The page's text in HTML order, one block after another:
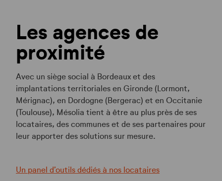
Les agences de
proximité
Avec un siège social à Bordeaux et des
implantations territoriales en Gironde (Lormont,
Mérignac), en Dordogne (Bergerac) et en Occitanie
(Toulouse), Mésolia tient à être au plus près de ses
locataires, des communes et de ses partenaires pour
leur apporter des solutions sur mesure.
Un panel d’outils dédiés à nos locataires